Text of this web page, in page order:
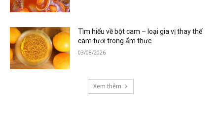
Tìm hiểu về bột cam – loại gia vị thay thế
cam tươi trong ẩm thực
03/08/2026
Xem thêm